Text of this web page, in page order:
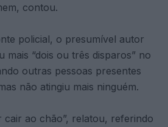
contou.
policial, o presumível autor
mais “dois ou três disparos” no
outras pessoas presentes
não atingiu mais ninguém.
cair ao chão”, relatou, referindo